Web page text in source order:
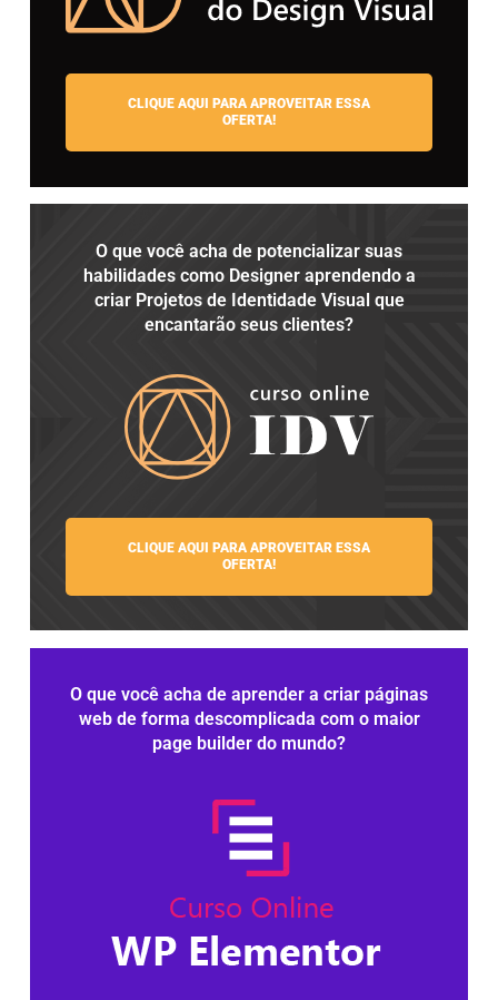
CLIQUE AQUI PARA APROVEITAR ESSA
OFERTA!
O que você acha de potencializar suas
habilidades como Designer aprendendo a
criar Projetos de Identidade Visual que
encantarão seus clientes?​
CLIQUE AQUI PARA APROVEITAR ESSA
OFERTA!
O que você acha de aprender a criar páginas
web de forma descomplicada com o maior
page builder do mundo?